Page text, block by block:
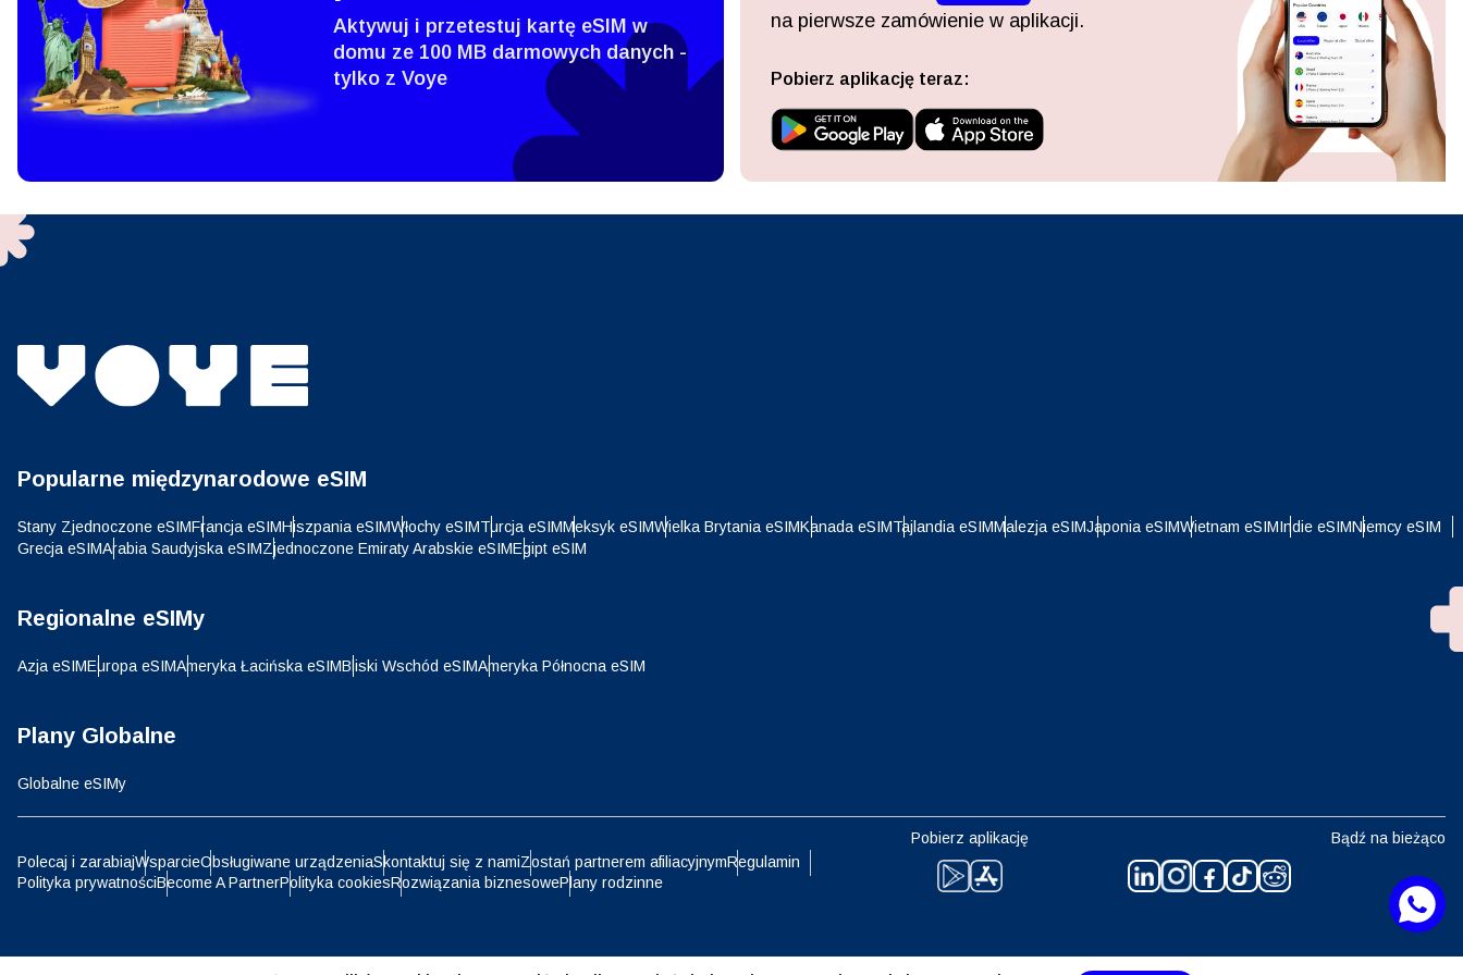
Aktywuj i przetestuj kartę eSIM w
domu ze 100 MB darmowych danych -
tylko z Voye
na pierwsze zamówienie w aplikacji.
Pobierz aplikację teraz:
Popularne międzynarodowe eSIM
Stany Zjednoczone eSIMFrancja eSIMHiszpania eSIMWłochy eSIMTurcja eSIMMeksyk eSIMWielka Brytania eSIMKanada eSIMTajlandia eSIMMalezja eSIMJaponia eSIMWietnam eSIMIndie eSIMNiemcy eSIM
Grecja eSIMArabia Saudyjska eSIMZjednoczone Emiraty Arabskie eSIMEgipt eSIM
Regionalne eSIMy
Azja eSIMEuropa eSIMAmeryka Łacińska eSIMBliski Wschód eSIMAmeryka Północna eSIM
Plany Globalne
Globalne eSIMy
Polecaj i zarabiajWsparcieObsługiwane urządzeniaSkontaktuj się z namiZostań partnerem afiliacyjnymRegulamin
Polityka prywatnościBecome A PartnerPolityka cookiesRozwiązania biznesowePlany rodzinne
Pobierz aplikację Bądź na bieżąco
Deutsch
עברית
日本語 한국어
TWD - Nowy Dolar Tajwański
EUR - Euro
THB - Bat
HKD - Dolar Hongkoński